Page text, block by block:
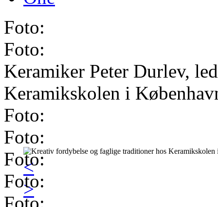
<
>
Foto:
Foto:
Keramiker Peter Durlev,
Keramikskolen i
Foto:
Foto:
Foto:
Foto: